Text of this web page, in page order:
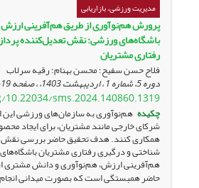
مدیریت ورزشی، بازاریابی
پرورش هم‌نوآوری از طریق هم‌آفرینی
باشگاه‌های ورزشی: نقش تعدیل‌کننده
رفتاری مشتریان
فلاح حسن سفیح؛ محسن بهنام؛ رقیه سرلاب
دوره 5، شماره 1 ، اردیبهشت 1403، ، صفحه 19-34
sms.2024.140860.1319
چکیده هم‌نوآوری به سازمان‌های ورزشی این
شرکای خارجی مانند مشتریان، برای ایجاد
همکاری کنند. هدف تحقیق حاضر بررسی
شناختی و درگیری رفتاری مشتریان
هم‌آفرینی ارزش، هم‌نوآوری و دانش
حاضر همبستگی است که بصورت میدانی